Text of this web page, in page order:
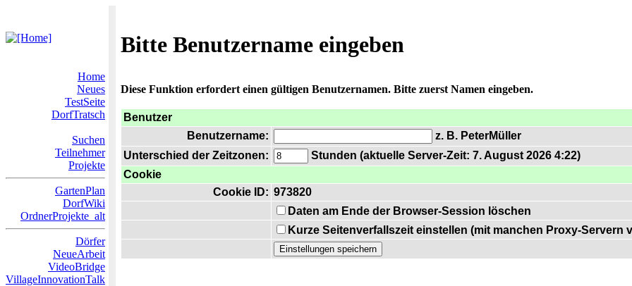
Bitte Benutzername eingeben
Home
Neues
TestSeite
DorfTratsch
Suchen
Teilnehmer
Projekte
GartenPlan
DorfWiki
OrdnerProjekte_alt
Dörfer
NeueArbeit
VideoBridge
VillageInnovationTalk
Diese Funktion erfordert einen gültigen Benutzernamen. Bitte zuerst Namen eingeben.
Benutzer
Benutzername:
z. B. PeterMüller
Unterschied der Zeitzonen:
Stunden (aktuelle Server-Zeit: 7. August 2026 4:22)
Cookie
Cookie ID: 973820
Daten am Ende der Browser-Session löschen
Kurze Seitenverfallszeit einstellen (mit manchen Proxy-Servern